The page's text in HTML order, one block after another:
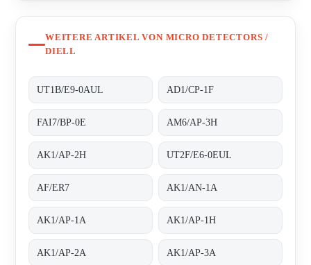
WEITERE ARTIKEL VON MICRO DETECTORS /
DIELL
UT1B/E9-0AUL AD1/CP-1F
FAI7/BP-0E AM6/AP-3H
AK1/AP-2H UT2F/E6-0EUL
AF/ER7 AK1/AN-1A
AK1/AP-1A AK1/AP-1H
AK1/AP-2A AK1/AP-3A